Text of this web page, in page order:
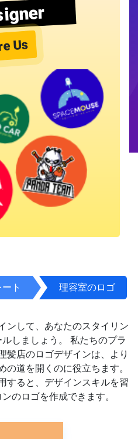
Us
ト 理容室のロゴ
ンして、あなたのスタイリン
しましょう。 私たちのプラ
髪店のロゴデザインは、より
道を開くのに役立ちます。
すると、デザインスキルを習
のロゴを作成できます。